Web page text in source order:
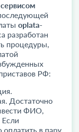
сервисом
oplata-
разработан
процедуры,
РФ:
Достаточно
ФИО,
в пару